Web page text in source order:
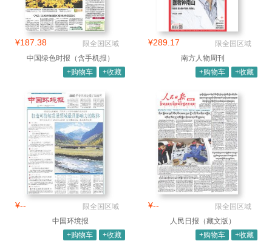
¥187.38
限全国区域
中国绿色时报（含手机报）
+购物车
+收藏
¥289.17
限全国区域
南方人物周刊
+购物车
+收藏
¥--
限全国区域
中国环境报
+购物车
+收藏
¥--
限全国区域
人民日报（藏文版）
+购物车
+收藏